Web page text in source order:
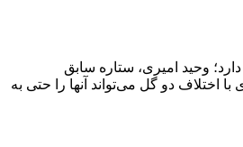
وحید امیری، ستاره سابق
اختلاف دو گل می‌تواند آنها را حتی به